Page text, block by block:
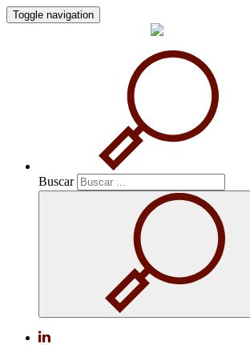
Toggle navigation
Buscar